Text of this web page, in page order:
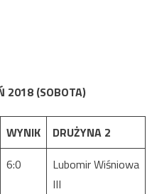
2018 (SOBOTA)
WYNIK
DRUŻYNA 2
6:0
Lubomir Wiśniowa
III